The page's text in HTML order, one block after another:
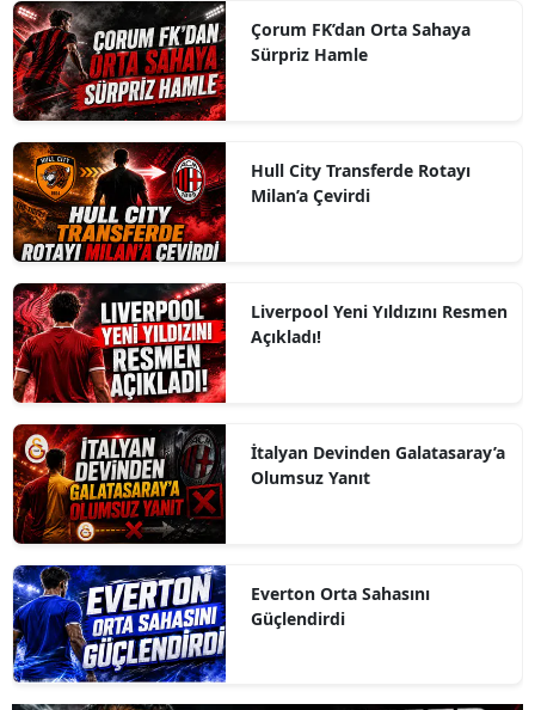
Çorum FK’dan Orta Sahaya
Sürpriz Hamle
Hull City Transferde Rotayı
Milan’a Çevirdi
Liverpool Yeni Yıldızını Resmen
Açıkladı!
İtalyan Devinden Galatasaray’a
Olumsuz Yanıt
Everton Orta Sahasını
Güçlendirdi